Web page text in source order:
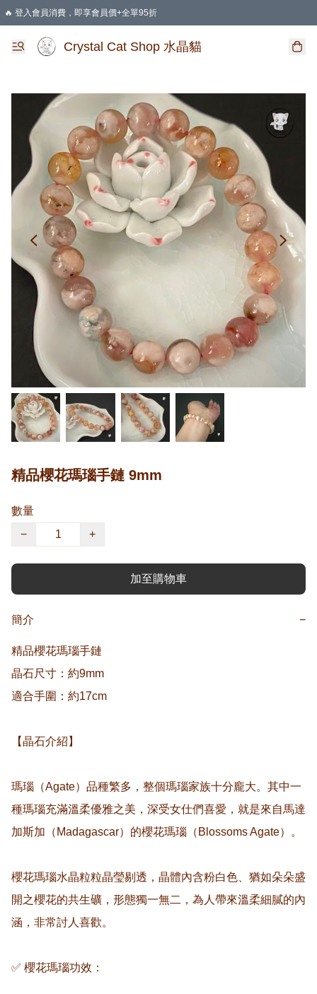
🔥 登入會員消費，即享會員價+全單95折
🛍️ 購物滿HKD 400 即享免運費優惠
Crystal Cat Shop 水晶貓
精品櫻花瑪瑙手鏈 9mm
數量
−
+
加至購物車
簡介 −
精品櫻花瑪瑙手鏈
晶石尺寸：約9mm
適合手圍：約17cm
【晶石介紹】
瑪瑙（Agate）品種繁多，整個瑪瑙家族十分龐大。其中一
種瑪瑙充滿溫柔優雅之美，深受女仕們喜愛，就是來自馬達
加斯加（Madagascar）的櫻花瑪瑙（Blossoms Agate）。
櫻花瑪瑙水晶粒粒晶瑩剔透，晶體內含粉白色、猶如朵朵盛
開之櫻花的共生礦，形態獨一無二，為人帶來溫柔細膩的內
涵，非常討人喜歡。
✅ 櫻花瑪瑙功效：